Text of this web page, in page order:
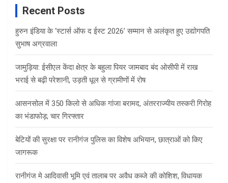
Recent Posts
हुरुन इंडिया के ‘स्टार्स ऑफ द ईस्ट 2026’ सम्मान से अलंकृत हुए उद्योगपति
सुभाष अग्रवाला
जामुड़िया: ईसीएल केंदा क्षेत्र के बहुला पियर जामबाद बंद ओसीपी में राख
भराई से बढ़ी परेशानी, उड़ती धूल से ग्रामीणों में रोष
आसनसोल में 350 किलो से अधिक गांजा बरामद, अंतरराज्यीय तस्करी गिरोह
का भंडाफोड़; चार गिरफ्तार
बेटियों की सुरक्षा पर रानीगंज पुलिस का विशेष अभियान, छात्राओं को किए
जागरूक
रानीगंज मे आदिवासी भूमि एवं तालाब पर अवैध कब्जे की कोशिश, विधायक